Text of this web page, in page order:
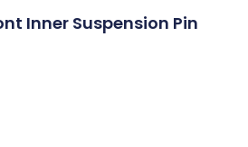
Inner Suspension Pin